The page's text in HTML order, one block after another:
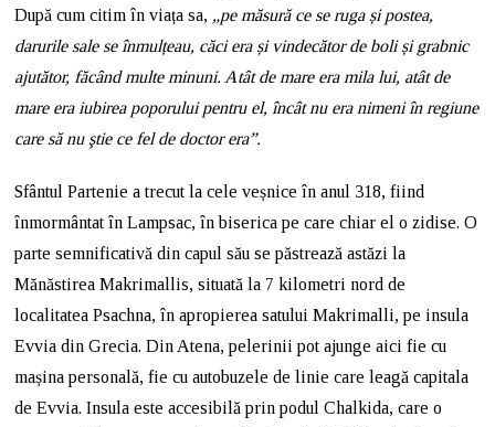
După cum citim în viața sa, „pe măsură ce se ruga și postea,
darurile sale se înmulțeau, căci era și vindecător de boli și grabnic
ajutător, făcând multe minuni. Atât de mare era mila lui, atât de
mare era iubirea poporului pentru el, încât nu era nimeni în regiune
care să nu ştie ce fel de doctor era”.
Sfântul Partenie a trecut la cele veșnice în anul 318, fiind
înmormântat în Lampsac, în biserica pe care chiar el o zidise. O
parte semnificativă din capul său se păstrează astăzi la
Mănăstirea Makrimallis, situată la 7 kilometri nord de
localitatea Psachna, în apropierea satului Makrimalli, pe insula
Evvia din Grecia. Din Atena, pelerinii pot ajunge aici fie cu
mașina personală, fie cu autobuzele de linie care leagă capitala
de Evvia. Insula este accesibilă prin podul Chalkida, care o